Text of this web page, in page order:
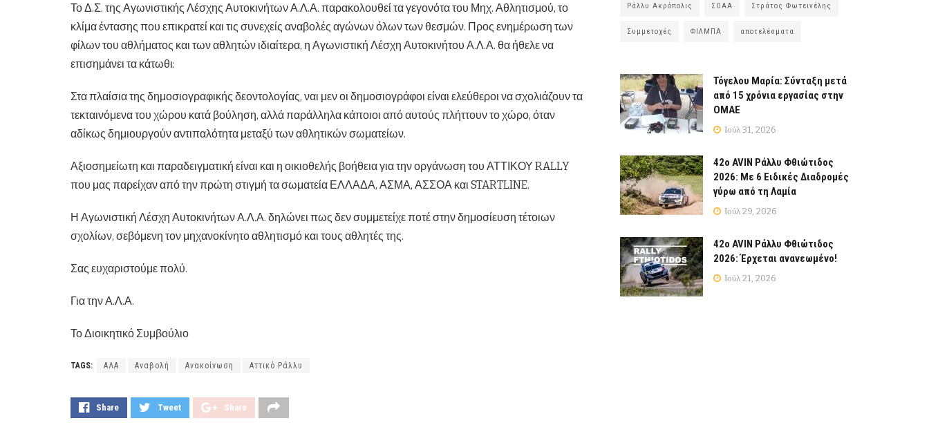
Το Δ.Σ. της Αγωνιστικής Λέσχης Αυτοκινήτων Α.Λ.Α. παρακολουθεί τα γεγονότα του Μηχ. Αθλητισμού, το
κλίμα έντασης που επικρατεί και τις συνεχείς αναβολές αγώνων όλων των θεσμών. Προς ενημέρωση των
φίλων του αθλήματος και των αθλητών ιδιαίτερα, η Αγωνιστική Λέσχη Αυτοκινήτου Α.Λ.Α. θα ήθελε να
επισημάνει τα κάτωθι:
Στα πλαίσια της δημοσιογραφικής δεοντολογίας, ναι μεν οι δημοσιογράφοι είναι ελεύθεροι να σχολιάζουν τα
τεκταινόμενα του χώρου κατά βούληση, αλλά παράλληλα κάποιοι από αυτούς πλήττουν το χώρο, όταν
αδίκως δημιουργούν αντιπαλότητα μεταξύ των αθλητικών σωματείων.
Αξιοσημείωτη και παραδειγματική είναι και η οικιοθελής βοήθεια για την οργάνωση του ΑΤΤΙΚΟΥ RALLY
που μας παρείχαν από την πρώτη στιγμή τα σωματεία ΕΛΛΑΔΑ, ΑΣΜΑ, ΑΣΣΟΑ και STARTLINE.
Η Αγωνιστική Λέσχη Αυτοκινήτων Α.Λ.Α. δηλώνει πως δεν συμμετείχε ποτέ στην δημοσίευση τέτοιων
σχολίων, σεβόμενη τον μηχανοκίνητο αθλητισμό και τους αθλητές της.
Σας ευχαριστούμε πολύ.
Για την Α.Λ.Α.
Το Διοικητικό Συμβούλιο
TAGS: ΑΛΑ Αναβολή Ανακοίνωση Αττικό Ράλλυ
Share Tweet Share
Ράλλυ Ακρόπολις ΣΟΑΑ Στράτος Φωτεινέλης
Συμμετοχές ΦΙΛΜΠΑ αποτελέσματα
Τόγελου Μαρία: Σύνταξη μετά
από 15 χρόνια εργασίας στην
ΟΜΑΕ
Ιούλ 31, 2026
42ο AVIN Ράλλυ Φθιώτιδος
2026: Με 6 Ειδικές Διαδρομές
γύρω από τη Λαμία
Ιούλ 29, 2026
42ο AVIN Ράλλυ Φθιώτιδος
2026: Έρχεται ανανεωμένο!
Ιούλ 21, 2026